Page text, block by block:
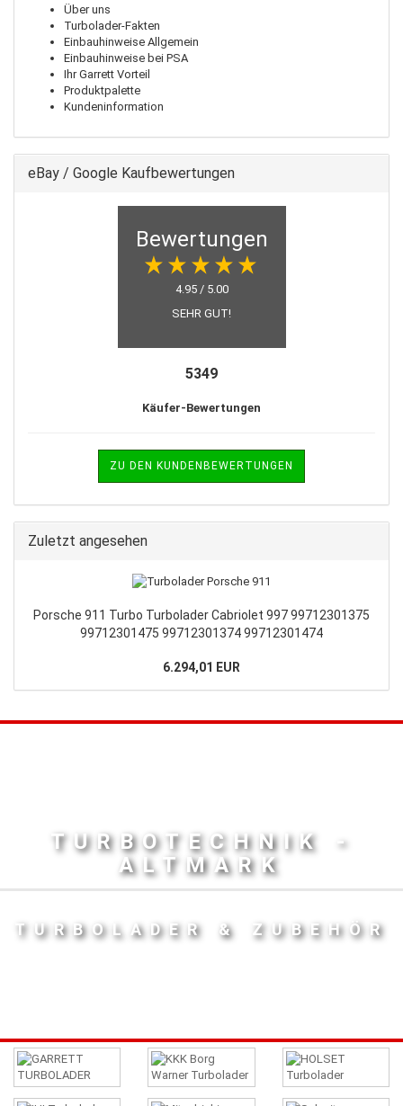
Über uns
Turbolader-Fakten
Einbauhinweise Allgemein
Einbauhinweise bei PSA
Ihr Garrett Vorteil
Produktpalette
Kundeninformation
eBay / Google Kaufbewertungen
Bewertungen
4.95 / 5.00
SEHR GUT!
5349
Käufer-Bewertungen
ZU DEN KUNDENBEWERTUNGEN
Zuletzt angesehen
Porsche 911 Turbo Turbolader Cabriolet 997 99712301375
99712301475 99712301374 99712301474
6.294,01 EUR
TURBOTECHNIK -
ALTMARK
TURBOLADER & ZUBEHÖR